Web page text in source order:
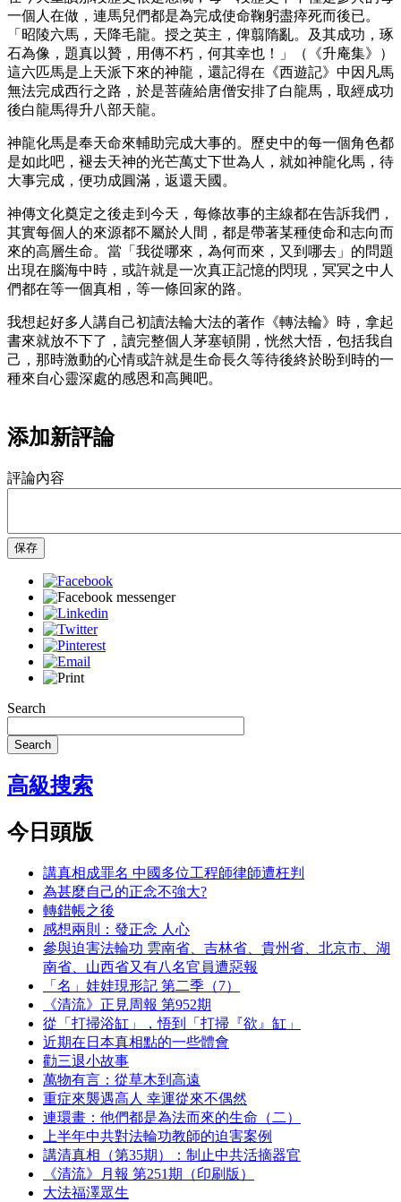
一個人在做，連馬兒們都是為完成使命鞠躬盡瘁死而後已。
「昭陵六馬，天降毛龍。授之英主，俾翦隋亂。及其成功，琢
石為像，題真以贊，用傳不朽，何其幸也！」（《升庵集》）
這六匹馬是上天派下來的神龍，還記得在《西遊記》中因凡馬
無法完成西行之路，於是菩薩給唐僧安排了白龍馬，取經成功
後白龍馬得升八部天龍。
神龍化馬是奉天命來輔助完成大事的。歷史中的每一個角色都
是如此吧，褪去天神的光芒萬丈下世為人，就如神龍化馬，待
大事完成，便功成圓滿，返還天國。
神傳文化奠定之後走到今天，每條故事的主線都在告訴我們，
其實每個人的來源都不屬於人間，都是帶著某種使命和志向而
來的高層生命。當「我從哪來，為何而來，又到哪去」的問題
出現在腦海中時，或許就是一次真正記憶的閃現，冥冥之中人
們都在等一個真相，等一條回家的路。
我想起好多人講自己初讀法輪大法的著作《轉法輪》時，拿起
書來就放不下了，讀完整個人茅塞頓開，恍然大悟，包括我自
己，那時激動的心情或許就是生命長久等待後終於盼到時的一
種來自心靈深處的感恩和高興吧。
添加新評論
評論內容
保存
Search
Search
高級搜索
今日頭版
講真相成罪名 中國多位工程師律師遭枉判
為甚麼自己的正念不強大?
轉錯帳之後
感想兩則：發正念 人心
參與迫害法輪功 雲南省、吉林省、貴州省、北京市、湖
南省、山西省又有八名官員遭惡報
「名」娃娃現形記 第二季（7）
《清流》正見周報 第952期
從「打掃浴缸」，悟到「打掃『欲』缸」
近期在日本真相點的一些體會
勸三退小故事
萬物有言：從草木到高遠
重症來襲遇高人 幸運從來不偶然
連環畫：他們都是為法而來的生命（二）
上半年中共對法輪功教師的迫害案例
講清真相（第35期）：制止中共活摘器官
《清流》月報 第251期（印刷版）
大法福澤眾生